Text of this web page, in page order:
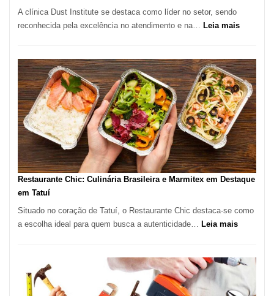
9,9%
A clínica Dust Institute se destaca como líder no setor, sendo
reconhecida pela excelência no atendimento e na…
Leia mais:
Feridas
em
São
Paulo
com
Restaurante Chic: Culinária Brasileira e Marmitex em Destaque
em Tatuí
Situado no coração de Tatuí, o Restaurante Chic destaca-se como
a escolha ideal para quem busca a autenticidade… Leia mais:
Culinária
Brasileira
e